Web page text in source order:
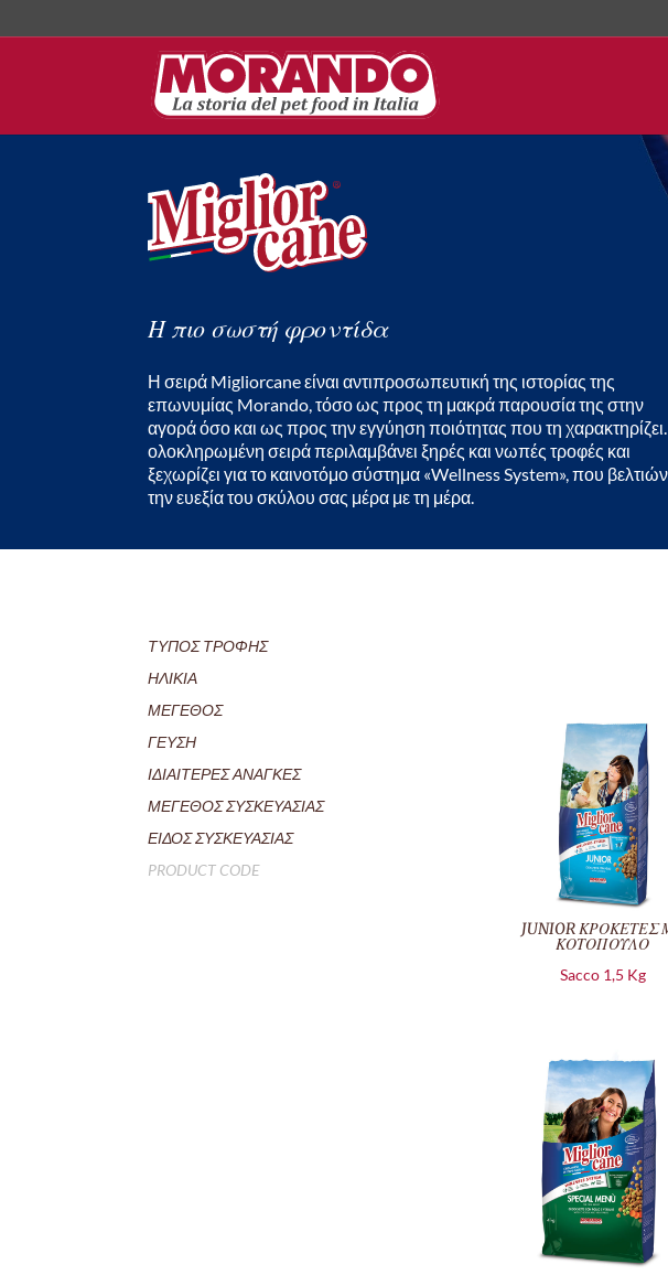
Η πιο σωστή φροντίδα
Η σειρά Migliorcane είναι αντιπροσωπευτική της ιστορίας της
επωνυμίας Morando, τόσο ως προς τη μακρά παρουσία της στην
αγορά όσο και ως προς την εγγύηση ποιότητας που τη
ολοκληρωμένη σειρά περιλαμβάνει ξηρές και νωπές τροφές και
ξεχωρίζει για το καινοτόμο σύστημα «Wellness System», που
την ευεξία του σκύλου σας μέρα με τη μέρα.
ΤΥΠΟΣ ΤΡΟΦΗΣ
ΗΛΙΚΙΑ
ΜΕΓΕΘΟΣ
ΓΕΥΣΗ
ΙΔΙΑΙΤΕΡΕΣ ΑΝΑΓΚΕΣ
ΜΕΓΕΘΟΣ ΣΥΣΚΕΥΑΣΙΑΣ
ΕΙΔΟΣ ΣΥΣΚΕΥΑΣΙΑΣ
PRODUCT CODE
JUNIOR ΚΡΟΚΕΤΕΣ
ΚΟΤΟΠΟΥΛΟ
Sacco 1,5 Kg